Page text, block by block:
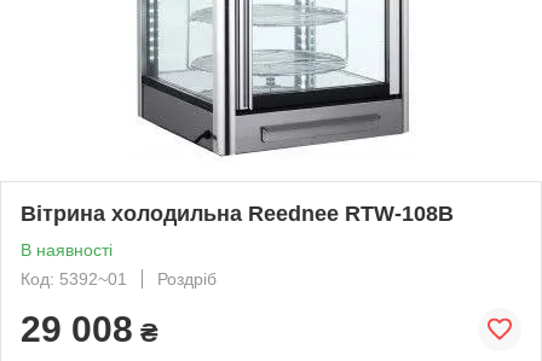
Вітрина холодильна Reednee RTW-108B
В наявності
Код: 5392~01
Роздріб
29 008 ₴